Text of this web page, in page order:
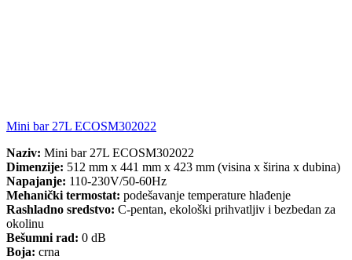
Mini bar 27L ECOSM302022
Naziv: Mini bar 27L ECOSM302022
Dimenzije: 512 mm x 441 mm x 423 mm (visina x širina x dubina)
Napajanje: 110-230V/50-60Hz
Mehanički termostat: podešavanje temperature hlađenje
Rashladno sredstvo: C-pentan, ekološki prihvatljiv i bezbedan za
okolinu
Bešumni rad: 0 dB
Boja: crna